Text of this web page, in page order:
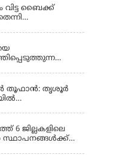
കോളേജുകൾ
വിട്ട ബൈക്ക്
തൂഫാൻ: തൃശൂർ
6 ജില്ലകളിലെ
സ്ഥാപനങ്ങൾക്ക്